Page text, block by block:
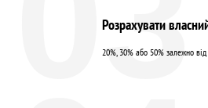
Розрахувати
20%, 30% або 50% залежно